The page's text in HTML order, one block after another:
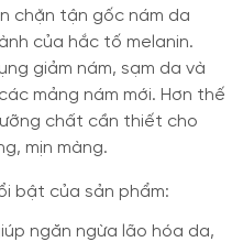
chặn tận gốc nám da
của hắc tố melanin.
giảm nám, sạm da và
mảng nám mới. Hơn thế
chất cần thiết cho
mịn màng.
bật của sản phẩm:
ngăn ngừa lão hóa da,